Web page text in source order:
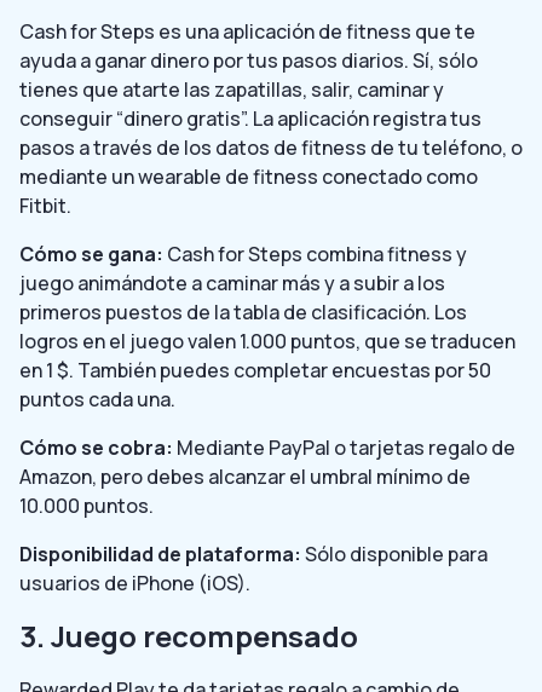
Cash for Steps es una aplicación de fitness que te
ayuda a ganar dinero por tus pasos diarios. Sí, sólo
tienes que atarte las zapatillas, salir, caminar y
conseguir “dinero gratis”. La aplicación registra tus
pasos a través de los datos de fitness de tu teléfono, o
mediante un wearable de fitness conectado como
Fitbit.
Cómo se gana: Cash for Steps combina fitness y
juego animándote a caminar más y a subir a los
primeros puestos de la tabla de clasificación. Los
logros en el juego valen 1.000 puntos, que se traducen
en 1 $. También puedes completar encuestas por 50
puntos cada una.
Cómo se cobra: Mediante PayPal o tarjetas regalo de
Amazon, pero debes alcanzar el umbral mínimo de
10.000 puntos.
Disponibilidad de plataforma: Sólo disponible para
usuarios de iPhone (iOS).
3. Juego recompensado